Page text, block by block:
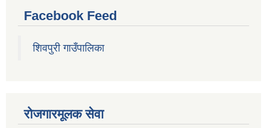
Facebook Feed
शिवपुरी गाउँपालिका
रोजगारमूलक सेवा